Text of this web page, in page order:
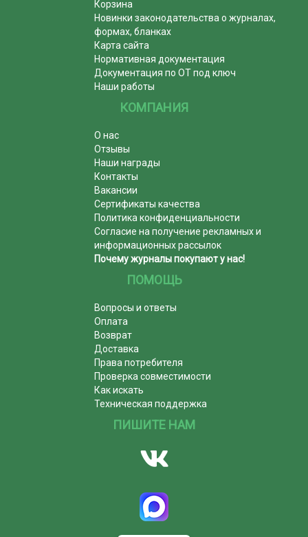
Корзина
Новинки законодательства о журналах,
формах, бланках
Карта сайта
Нормативная документация
Документация по ОТ под ключ
Наши работы
КОМПАНИЯ
О нас
Отзывы
Наши награды
Контакты
Вакансии
Сертификаты качества
Политика конфиденциальности
Согласие на получение рекламных и
информационных рассылок
Почему журналы покупают у нас!
ПОМОЩЬ
Вопросы и ответы
Оплата
Возврат
Доставка
Права потребителя
Проверка совместимости
Как искать
Техническая поддержка
ПИШИТЕ НАМ